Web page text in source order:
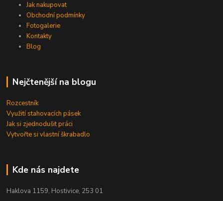
Jak nakupovat
Obchodní podmínky
Fotogalerie
Kontakty
Blog
Nejčtenější na blogu
Rozcestník
Využití stahovacích pásek
Jak si zjednodušit práci
Vytvořte si vlastní škrabadlo
Kde nás najdete
Haklova 1159, Hostivice, 253 01